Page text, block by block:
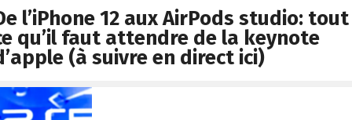
l’iPhone 12 aux AirPods studio: tout
qu’il faut attendre de la keynote
(à suivre en direct ici)